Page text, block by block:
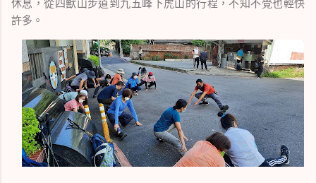
休息，從四獸山步道到九五峰下虎山的行程，不知不覺也輕快
許多。